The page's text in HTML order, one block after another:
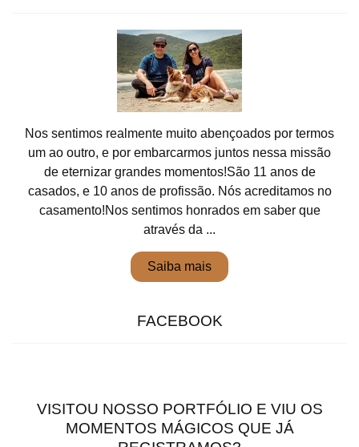
Nos sentimos realmente muito abençoados por termos
um ao outro, e por embarcarmos juntos nessa missão
de eternizar grandes momentos!São 11 anos de
casados, e 10 anos de profissão. Nós acreditamos no
casamento!Nos sentimos honrados em saber que
através da ...
Saiba mais
FACEBOOK
VISITOU NOSSO PORTFÓLIO E VIU OS
MOMENTOS MÁGICOS QUE JÁ